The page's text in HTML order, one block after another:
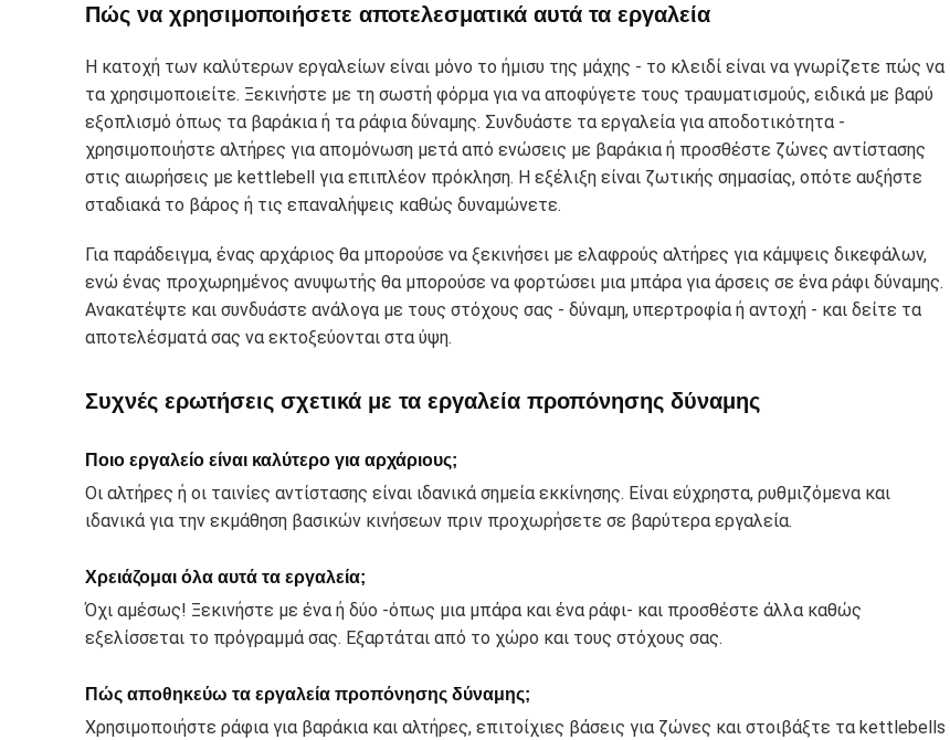
Πώς να χρησιμοποιήσετε αποτελεσματικά αυτά τα εργαλεία
Η κατοχή των καλύτερων εργαλείων είναι μόνο το ήμισυ της μάχης - το κλειδί είναι να γνωρίζετε πώς να
τα χρησιμοποιείτε. Ξεκινήστε με τη σωστή φόρμα για να αποφύγετε τους τραυματισμούς, ειδικά με βαρύ
εξοπλισμό όπως τα βαράκια ή τα ράφια δύναμης. Συνδυάστε τα εργαλεία για αποδοτικότητα -
χρησιμοποιήστε αλτήρες για απομόνωση μετά από ενώσεις με βαράκια ή προσθέστε ζώνες αντίστασης
στις αιωρήσεις με kettlebell για επιπλέον πρόκληση. Η εξέλιξη είναι ζωτικής σημασίας, οπότε αυξήστε
σταδιακά το βάρος ή τις επαναλήψεις καθώς δυναμώνετε.
Για παράδειγμα, ένας αρχάριος θα μπορούσε να ξεκινήσει με ελαφρούς αλτήρες για κάμψεις δικεφάλων,
ενώ ένας προχωρημένος ανυψωτής θα μπορούσε να φορτώσει μια μπάρα για άρσεις σε ένα ράφι δύναμης.
Ανακατέψτε και συνδυάστε ανάλογα με τους στόχους σας - δύναμη, υπερτροφία ή αντοχή - και δείτε τα
αποτελέσματά σας να εκτοξεύονται στα ύψη.
Συχνές ερωτήσεις σχετικά με τα εργαλεία προπόνησης δύναμης
Ποιο εργαλείο είναι καλύτερο για αρχάριους;
Οι αλτήρες ή οι ταινίες αντίστασης είναι ιδανικά σημεία εκκίνησης. Είναι εύχρηστα, ρυθμιζόμενα και
ιδανικά για την εκμάθηση βασικών κινήσεων πριν προχωρήσετε σε βαρύτερα εργαλεία.
Χρειάζομαι όλα αυτά τα εργαλεία;
Όχι αμέσως! Ξεκινήστε με ένα ή δύο -όπως μια μπάρα και ένα ράφι- και προσθέστε άλλα καθώς
εξελίσσεται το πρόγραμμά σας. Εξαρτάται από το χώρο και τους στόχους σας.
Πώς αποθηκεύω τα εργαλεία προπόνησης δύναμης;
Χρησιμοποιήστε ράφια για βαράκια και αλτήρες, επιτοίχιες βάσεις για ζώνες και στοιβάξτε τα kettlebells